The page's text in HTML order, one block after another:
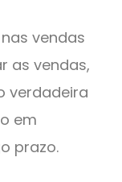
vendas
as vendas,
verdadeira
em
prazo.